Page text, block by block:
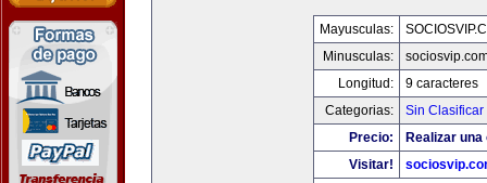
Mayusculas:
Minusculas:
Longitud:
9 caracteres
Categorias:
Sin Clasificar
Precio:
Realizar
Visitar!